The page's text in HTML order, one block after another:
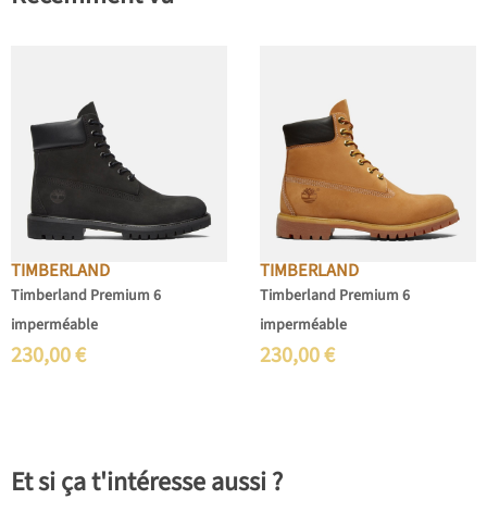
TIMBERLAND
Timberland Premium 6
imperméable
230,00€
TIMBERLAND
Timberland Premium 6
imperméable
230,00€
Et si ça t'intéresse aussi ?